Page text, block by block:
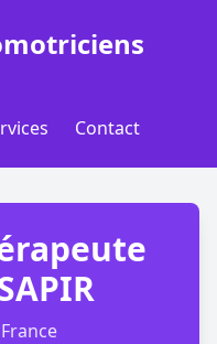
Contact